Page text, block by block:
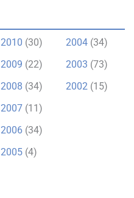
2010 (30)
2009 (22)
2008 (34)
2007 (11)
2006 (34)
2005 (4)
2004 (34)
2003 (73)
2002 (15)